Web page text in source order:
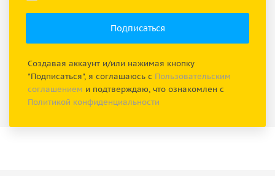
Создавая аккаунт и/или нажимая кнопку
"Подписаться", я соглашаюсь с Пользовательским
соглашением и подтверждаю, что ознакомлен с
Политикой конфиденциальности